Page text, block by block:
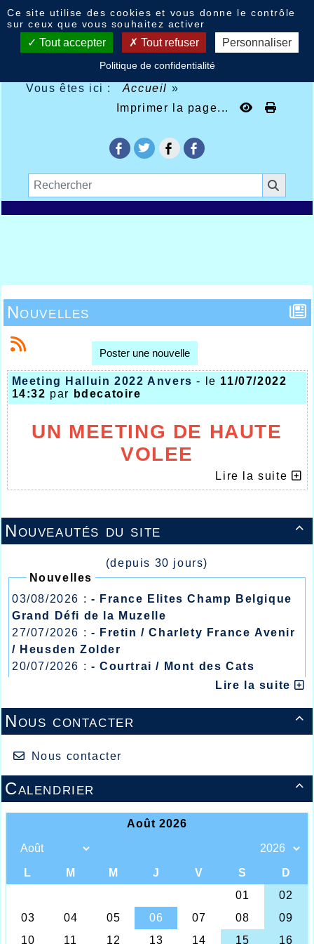
Vous êtes ici : Accueil »
Imprimer la page...

Nouveautés du site
(depuis 30 jours)
Nouvelles
03/08/2026 : - France Elites Champ Belgique
Grand Défi de la Muzelle
27/07/2026 : - Fretin / Charlety France Avenir
/ Heusden Zolder
20/07/2026 : - Courtrai / Mont des Cats
- Lyon / Meeting Abeilles /Lire la suite

Nous contacter
Nous contacter

Calendrier
Nouvelles
Poster une nouvelle
Meeting Halluin 2022 Anvers - le 11/07/2022
14:32 par bdecatoire
UN MEETING DE HAUTE
VOLEE
ET UNE AGATHE
SON RECORD A ANVERS
Un stade Wancquet bien rempli...
C’est ce mercredi 29 juin sur le stade
Wancquet à Halluin que se déroulait la
27
édition du Meeting National et
International d’Halluin qui devait de
nouveau apporter son pesant d’or de
proposées, le résultat parle de lui-même, 89
records personnels, 45 meilleures
performances annuelles, quelques 500
participants, aucun meeting dans les hauts
de France n’ atteint ce niveau, et le meeting
Halluinois devrait, une fois de plus être le
« Number One » des meetings organisés par
Lire la suite
Ce site utilise des cookies et vous donne le contrôle
sur ceux que vous souhaitez activer
Tout accepter Tout refuser Personnaliser
Politique de confidentialité